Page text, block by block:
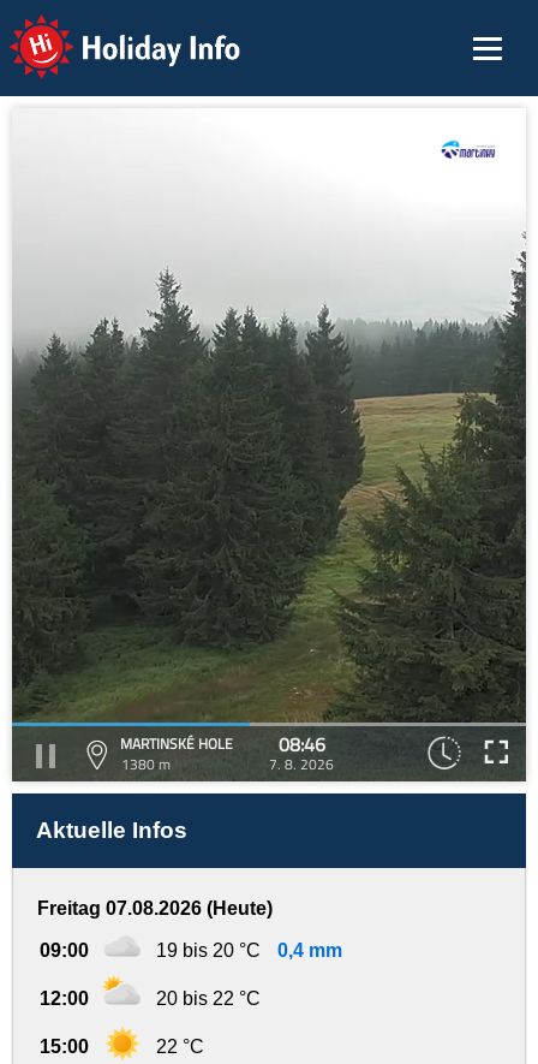
Holiday Info
MARTINSKÉ HOLE
1380 m
08:46
7. 8. 2026
Aktuelle Infos
Freitag 07.08.2026 (Heute)
09:00 19 bis 20 °C 0,4 mm
12:00 20 bis 22 °C
15:00 22 °C